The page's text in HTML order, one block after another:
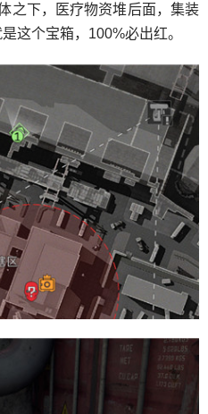
之下，医疗物资堆后面，集装
这个宝箱，100%必出红。